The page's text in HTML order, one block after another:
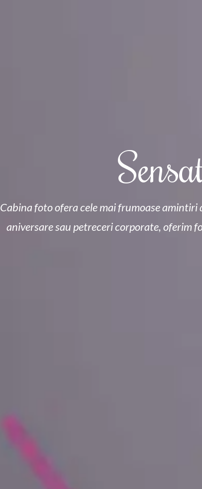
Cabina foto ofera cele mai frumoase amintiri
aniversare sau petreceri corporate, oferim